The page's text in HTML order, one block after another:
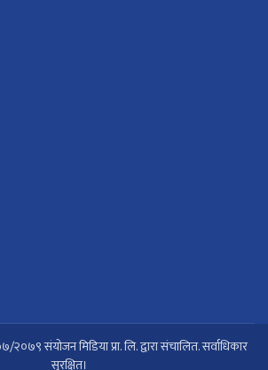
संयोजन मिडिया प्रा. लि. द्वारा संचालित. सर्वाधिकार
सुरक्षित।